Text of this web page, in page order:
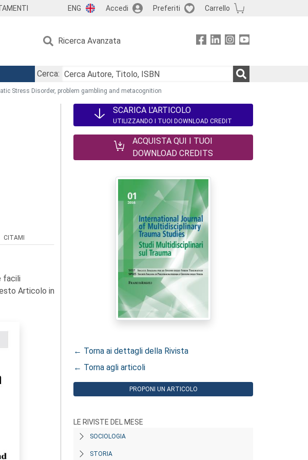
ENG Accedi Preferiti Carrello
Ricerca Avanzata
Cerca:
Stress Disorder, problem gambling and metacognition
CITAMI
facili
Articolo in
SCARICA L'ARTICOLO
UTILIZZANDO I TUOI DOWNLOAD CREDIT
ACQUISTA QUI I TUOI
DOWNLOAD CREDITS
← Torna ai dettagli della Rivista
← Torna agli articoli
PROPONI UN ARTICOLO
LE RIVISTE DEL MESE
SOCIOLOGIA
STORIA